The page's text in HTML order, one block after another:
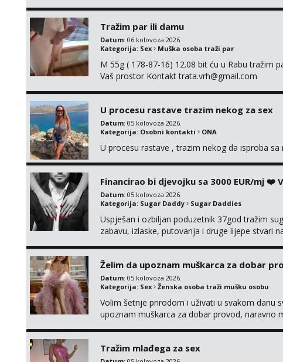
Tražim par ili damu
Datum: 06.kolovoza 2026.
Kategorija: Sex Muška osoba traži par
M 55g ( 178-87-16) 12.08 bit ću u Rabu tražim
Vaš prostor Kontakt trata.vrh@gmail.com
U procesu rastave trazim nekog za sex
Datum: 05.kolovoza 2026.
Kategorija: Osobni kontakti ONA
U procesu rastave , trazim nekog da isproba
Financirao bi djevojku sa 3000 EUR/mj ❤️
Datum: 05.kolovoza 2026.
Kategorija: Sugar Daddy Sugar Daddies
Uspješan i ozbiljan poduzetnik 37god tražim
zabavu, izlaske, putovanja i druge lijepe stvari
Želim da upoznam muškarca za dobar
Datum: 05.kolovoza 2026.
Kategorija: Sex Ženska osoba traži mušku osobu
Volim šetnje prirodom i uživati u svakom danu
upoznam muškarca za dobar provod, naravno
Tražim mlađega za sex